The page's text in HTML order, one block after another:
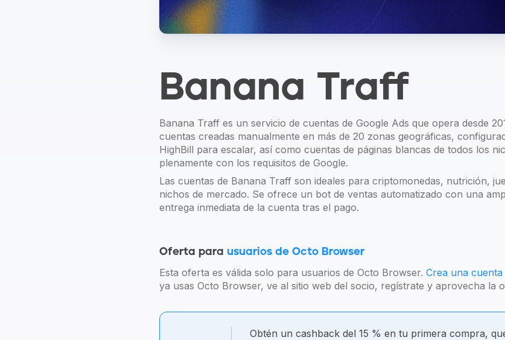
Banana Traff
Banana Traff es un servicio de cuentas de Google Ads que opera desde
cuentas creadas manualmente en más de 20 zonas geográficas,
HighBill para escalar, así como cuentas de páginas blancas de todos los
plenamente con los requisitos de Google.
Las cuentas de Banana Traff son ideales para criptomonedas, nutrición,
nichos de mercado. Se ofrece un bot de ventas automatizado con una
entrega inmediata de la cuenta tras el pago.
Oferta para usuarios de Octo Browser
Esta oferta es válida solo para usuarios de Octo Browser. Crea una cuenta
ya usas Octo Browser, ve al sitio web del socio, regístrate y aprovecha la
Obtén un cashback del 15 % en tu primera compra,